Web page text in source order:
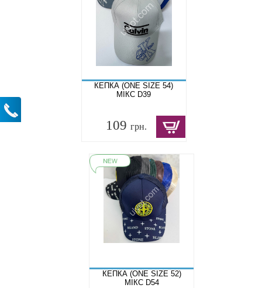
КЕПКА (ONE SIZE 54)
МІКС D39
109 грн.
КЕПКА (ONE SIZE 52)
МІКС D54